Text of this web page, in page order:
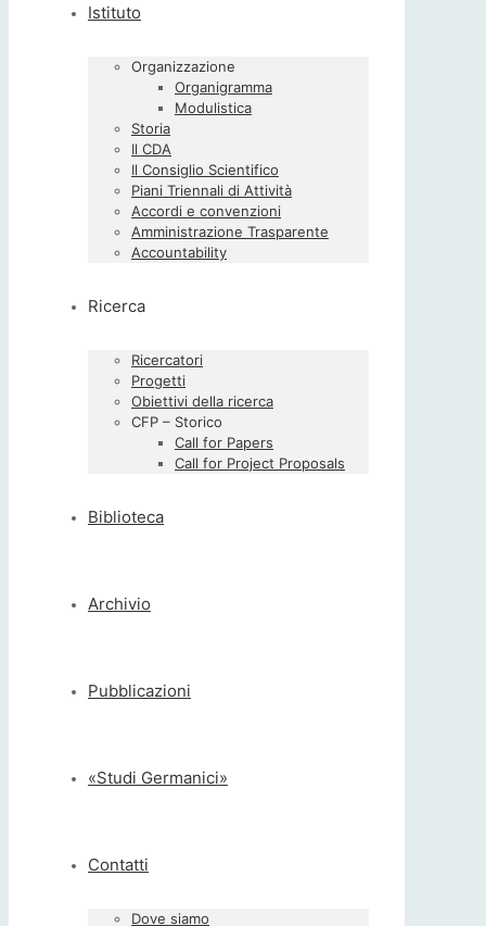
Istituto
Organizzazione
Organigramma
Modulistica
Storia
Il CDA
Il Consiglio Scientifico
Piani Triennali di Attività
Accordi e convenzioni
Amministrazione Trasparente
Accountability
Ricerca
Ricercatori
Progetti
Obiettivi della ricerca
CFP – Storico
Call for Papers
Call for Project Proposals
Biblioteca
Archivio
Pubblicazioni
«Studi Germanici»
Contatti
Dove siamo